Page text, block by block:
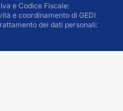
e Codice Fiscale:
e coordinamento di GEDI
dei dati personali: